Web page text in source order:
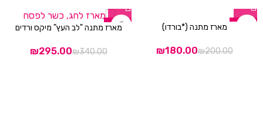
-10% מארז מתנה (*בורדו)
₪200.00
₪180.00
-13%
מארז מתנה "לב העץ" מיקס ורדים
₪340.00
₪295.00